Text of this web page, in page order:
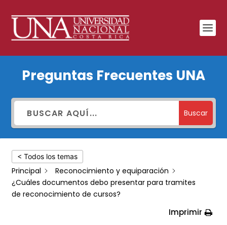
documentos
debo
presentar
para
tramites
de
reconocimiento
de
Preguntas Frecuentes UNA
Buscar
< Todos los temas
Principal
Reconocimiento y equiparación
¿Cuáles documentos debo presentar para tramites
de reconocimiento de cursos?
Imprimir